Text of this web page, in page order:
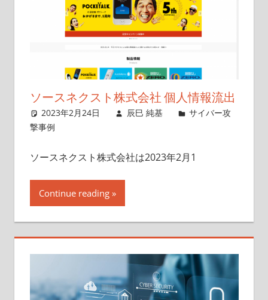
ソースネクスト株式会社 個人情報流出
2023年2月24日 辰巳 純基
サイバー攻
撃事例
ソースネクスト株式会社は2023年2月1
Continue reading